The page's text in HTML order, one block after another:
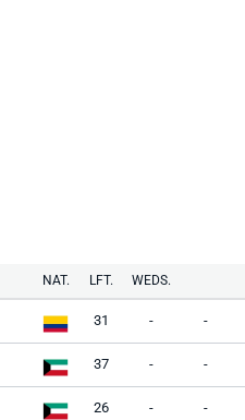
NAT. LFT. WEDS.
31 - -
37 - -
26 - -